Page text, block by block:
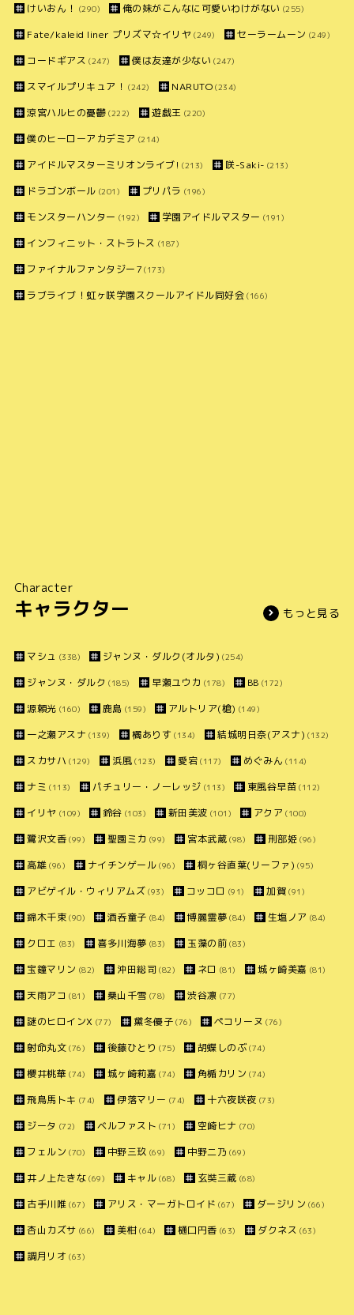
けいおん！ (290) 俺の妹がこんなに可愛いわけがない (255)
Fate/kaleid liner プリズマ☆イリヤ (249) セーラームーン (249)
コードギアス (247) 僕は友達が少ない (247)
スマイルプリキュア！ (242) NARUTO (234)
涼宮ハルヒの憂鬱 (222) 遊戯王 (220)
僕のヒーローアカデミア (214)
アイドルマスターミリオンライブ! (213) 咲-Saki- (213)
ドラゴンボール (201) プリパラ (196)
モンスターハンター (192) 学園アイドルマスター (191)
インフィニット・ストラトス (187)
ファイナルファンタジー7 (173)
ラブライブ！虹ヶ咲学園スクールアイドル同好会 (166)
Character
キャラクター もっと見る
マシュ (338) ジャンヌ・ダルク(オルタ) (254)
ジャンヌ・ダルク (185) 早瀬ユウカ (178) BB (172)
源頼光 (160) 鹿島 (159) アルトリア(槍) (149)
一之瀬アスナ (139) 橘ありす (134) 結城明日奈(アスナ) (132)
スカサハ (129) 浜風 (123) 愛宕 (117) めぐみん (114)
ナミ (113) パチュリー・ノーレッジ (113) 東風谷早苗 (112)
イリヤ (109) 鈴谷 (103) 新田美波 (101) アクア (100)
鷺沢文香 (99) 聖園ミカ (99) 宮本武蔵 (98) 刑部姫 (96)
高雄 (96) ナイチンゲール (96) 桐ヶ谷直葉(リーファ) (95)
アビゲイル・ウィリアムズ (93) コッコロ (91) 加賀 (91)
錦木千束 (90) 酒呑童子 (84) 博麗霊夢 (84) 生塩ノア (84)
クロエ (83) 喜多川海夢 (83) 玉藻の前 (83)
宝鐘マリン (82) 沖田総司 (82) ネロ (81) 城ヶ崎美嘉 (81)
天雨アコ (81) 桑山千雪 (78) 渋谷凛 (77)
謎のヒロインX (77) 黛冬優子 (76) ペコリーヌ (76)
射命丸文 (76) 後藤ひとり (75) 胡蝶しのぶ(74)
櫻井桃華 (74) 城ヶ崎莉嘉 (74) 角楯カリン (74)
飛鳥馬トキ (74) 伊落マリー (74) 十六夜咲夜 (73)
ジータ (72) ベルファスト (71) 空崎ヒナ (70)
フェルン (70) 中野三玖 (69) 中野二乃 (69)
井ノ上たきな (69) キャル (68) 玄奘三蔵 (68)
古手川唯 (67) アリス・マーガトロイド (67) ダージリン (66)
杏山カズサ (66) 美柑 (64) 樋口円香 (63) ダクネス (63)
調月リオ (63)